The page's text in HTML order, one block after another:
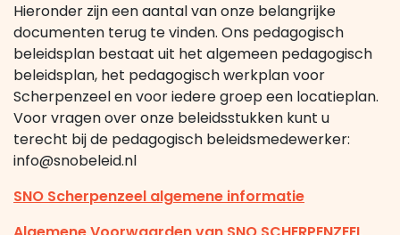
Groepen
Informatie
Contact
Hieronder zijn een aantal van onze belangrijke
documenten terug te vinden. Ons pedagogisch
beleidsplan bestaat uit het algemeen pedagogisch
beleidsplan, het pedagogisch werkplan voor
Scherpenzeel en voor iedere groep een locatieplan.
Voor vragen over onze beleidsstukken kunt u
terecht bij de pedagogisch beleidsmedewerker:
info@snobeleid.nl
SNO Scherpenzeel algemene informatie